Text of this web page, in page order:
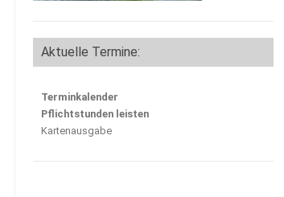
Aktuelle Termine:
Terminkalender
Pflichtstunden leisten
Kartenausgabe